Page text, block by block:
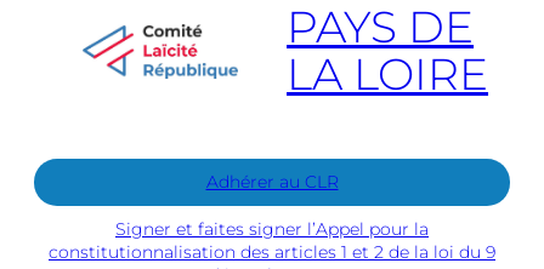
PAYS DE
LA LOIRE
Adhérer au CLR
Signer et faites signer l’Appel pour la
constitutionnalisation des articles 1 et 2 de la loi du 9